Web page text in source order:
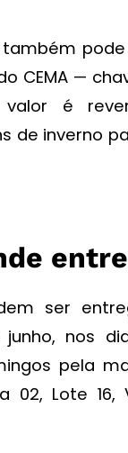
CEMA —
é
de inverno
ser
nos
pela
02, Lote 16,